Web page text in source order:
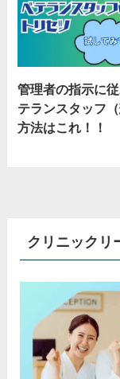
管理者の指示に
テランスタッフ
方法はこれ！！
クリニックリ